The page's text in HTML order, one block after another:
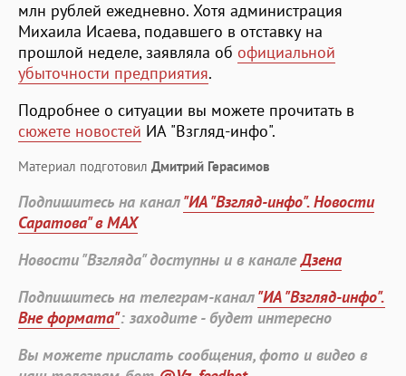
млн рублей ежедневно. Хотя администрация
Михаила Исаева, подавшего в отставку на
прошлой неделе, заявляла об официальной
убыточности предприятия.
Подробнее о ситуации вы можете прочитать в
сюжете новостей ИА "Взгляд-инфо".
Материал подготовил Дмитрий Герасимов
Подпишитесь на канал"ИА "Взгляд-инфо". Новости
Саратова" в MAX
Новости "Взгляда" доступны и в каналеДзена
Подпишитесь на телеграм-канал"ИА "Взгляд-инфо".
Вне формата": заходите - будет интересно
Вы можете прислать сообщения, фото и видео в